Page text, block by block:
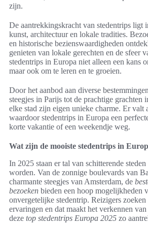
zijn.
De aantrekkingskracht van stedentrips ligt
kunst, architectuur en lokale tradities.
en historische bezienswaardigheden
genieten van lokale gerechten en de sfeer
stedentrips in Europa niet alleen een kans
maar ook om te leren en te groeien.
Door het aanbod aan diverse
steegjes in Parijs tot de prachtige grachten
elke stad zijn eigen unieke charme. Er valt
waardoor stedentrips in Europa een
korte vakantie of een weekendje weg.
Wat zijn de mooiste stedentrips in
In 2025 staan er tal van schitterende
worden. Van de zonnige boulevards van
charmante steegjes van Amsterdam, de
bezoeken bieden een hoop mogelijkheden
onvergetelijke stedentrip. Reizigers zoeken
ervaringen en dat maakt het verkennen
deze top stedentrips Europa 2025 zo